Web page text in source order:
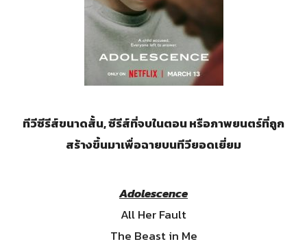
ทีวีซีรีส์ขนาดสั้น, ซีรีส์ที่จบในตอน หรือภาพยนตร์ที่ถูก
สร้างขึ้นมาเพื่อฉายบนทีวียอดเยี่ยม
Adolescence
All Her Fault
The Beast in Me